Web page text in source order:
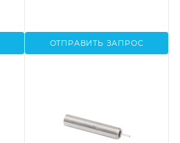
ОТПРАВИТЬ ЗАПРОС